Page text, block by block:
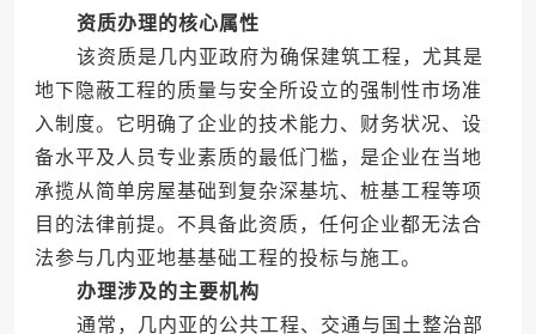
资质办理的核心属性
该资质是几内亚政府为确保建筑工程，尤其是
地下隐蔽工程的质量与安全所设立的强制性市场准
入制度。它明确了企业的技术能力、财务状况、设
备水平及人员专业素质的最低门槛，是企业在当地
承揽从简单房屋基础到复杂深基坑、桩基工程等项
目的法律前提。不具备此资质，任何企业都无法合
法参与几内亚地基基础工程的投标与施工。
办理涉及的主要机构
通常，几内亚的公共工程、交通与国土整治部